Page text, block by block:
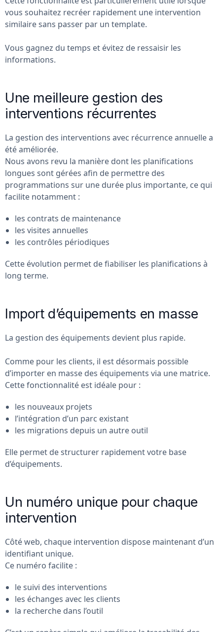
vous souhaitez recréer rapidement une intervention
similaire sans passer par un template.
Vous gagnez du temps et évitez de ressaisir les
informations.
Une meilleure gestion des
interventions récurrentes
La gestion des interventions avec récurrence annuelle a
été améliorée.
Nous avons revu la manière dont les planifications
longues sont gérées afin de permettre des
programmations sur une durée plus importante, ce qui
facilite notamment :
les contrats de maintenance
les visites annuelles
les contrôles périodiques
Cette évolution permet de fiabiliser les planifications à
long terme.
Import d’équipements en masse
La gestion des équipements devient plus rapide.
Comme pour les clients, il est désormais possible
d’importer en masse des équipements via une matrice.
Cette fonctionnalité est idéale pour :
les nouveaux projets
l’intégration d’un parc existant
les migrations depuis un autre outil
Elle permet de structurer rapidement votre base
d’équipements.
Un numéro unique pour chaque
intervention
Côté web, chaque intervention dispose maintenant d’un
identifiant unique.
Ce numéro facilite :
le suivi des interventions
les échanges avec les clients
la recherche dans l’outil